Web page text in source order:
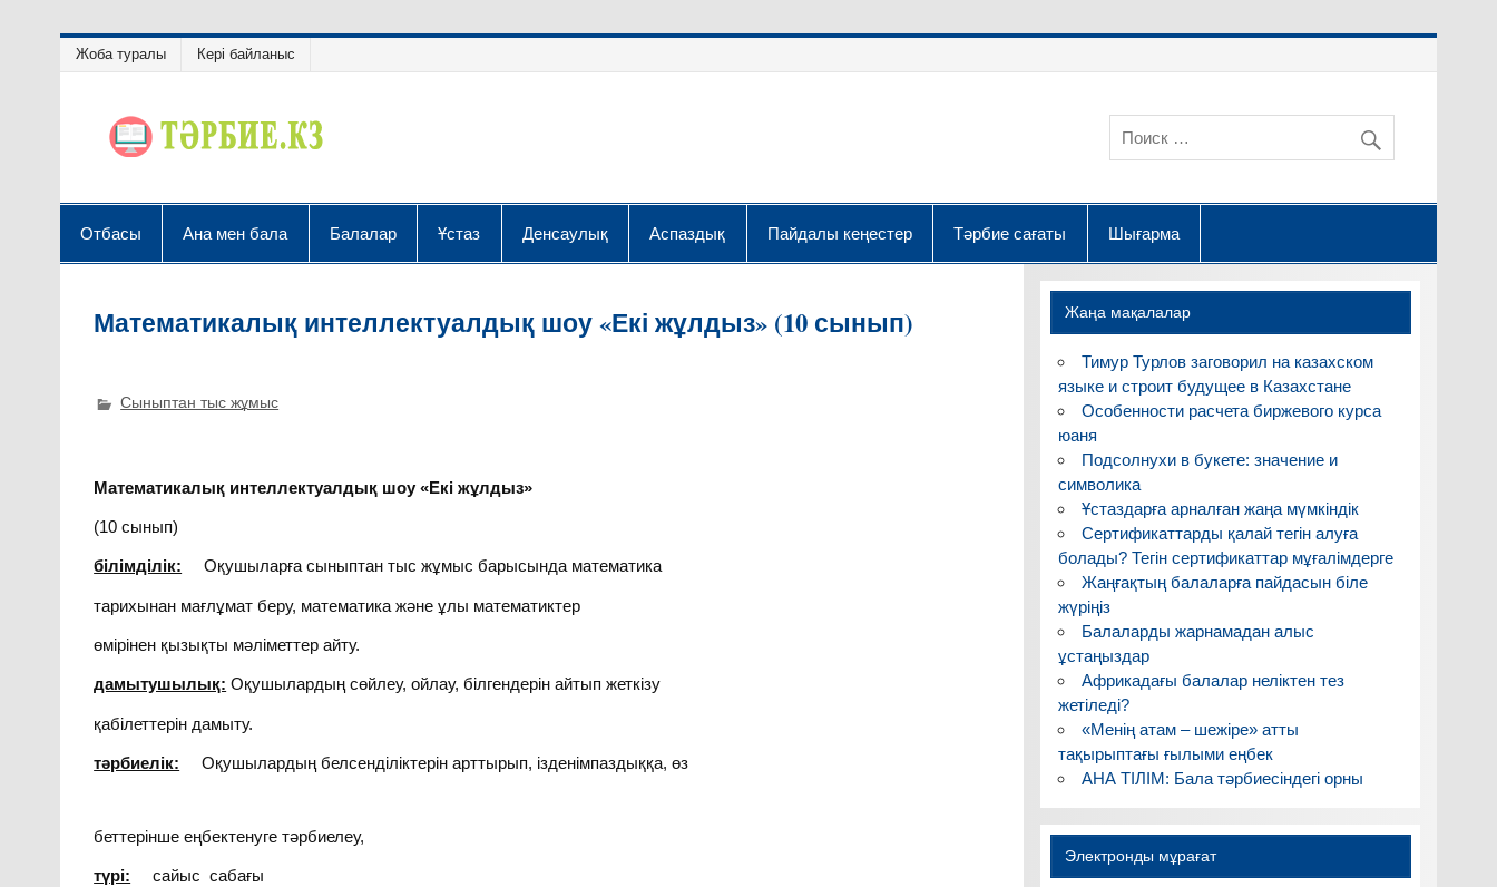
Жоба туралы Кері байланыс
Отбасы Ана мен бала Балалар Ұстаз Денсаулық Аспаздық Пайдалы кеңестер Тәрбие сағаты Шығарма
Математикалық интеллектуалдық шоу «Екі жұлдыз» (10 сынып)
Сыныптан тыс жұмыс
Математикалық интеллектуалдық шоу«Екі жұлдыз»
(10 сынып)
білімділік: Оқушыларға сыныптан тыс жұмыс барысында математика
тарихынан мағлұмат беру, математика және ұлы математиктер
өмірінен қызықты мәліметтер айту.
дамытушылық: Оқушылардың сөйлеу, ойлау, білгендерін айтып жеткізу
қабілеттерін дамыту.
тәрбиелік: Оқушылардың белсенділіктерін арттырып, ізденімпаздыққа, өз
беттерінше еңбектенуге тәрбиелеу,
түрі: сайыс сабағы
Жаңа мақалалар
Тимур Турлов заговорил на казахском
языке и строит будущее в Казахстане
Особенности расчета биржевого курса
юаня
Подсолнухи в букете: значение и
символика
Ұстаздарға арналған жаңа мүмкіндік
Сертификаттарды қалай тегін алуға
болады? Тегін сертификаттар мұғалімдерге
Жаңғақтың балаларға пайдасын біле
жүріңіз
Балаларды жарнамадан алыс
ұстаңыздар
Африкадағы балалар неліктен тез
жетіледі?
«Менің атам – шежіре» атты
тақырыптағы ғылыми еңбек
АНА ТІЛІМ: Бала тәрбиесіндегі орны
Электронды мұрағат